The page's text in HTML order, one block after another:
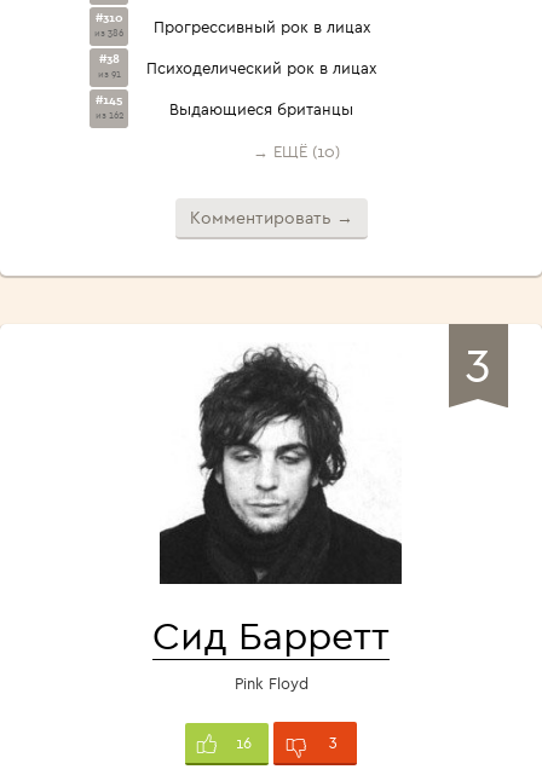
#310
из 386 Прогрессивный рок в лицах
#38
из 91 Психоделический рок в лицах
#145
из 162 Выдающиеся британцы
→ ЕЩЁ (10)
Комментировать →
3
Сид Барретт
Pink Floyd
16 3